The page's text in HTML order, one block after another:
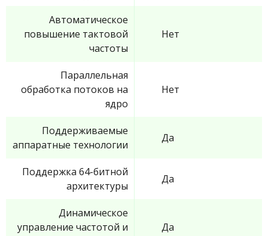
Автоматическое
повышение тактовой
частоты
Нет
Параллельная
обработка потоков на
ядро
Нет
Поддерживаемые
аппаратные технологии
Да
Поддержка 64-битной
архитектуры
Да
Динамическое
управление частотой и
Да